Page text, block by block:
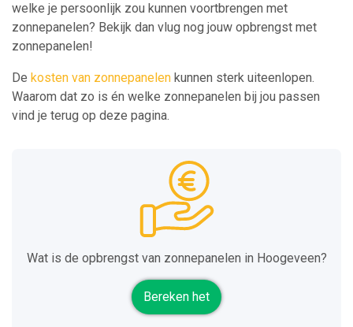
welke je persoonlijk zou kunnen voortbrengen met
zonnepanelen? Bekijk dan vlug nog jouw opbrengst met
zonnepanelen!
De kosten van zonnepanelen kunnen sterk uiteenlopen.
Waarom dat zo is én welke zonnepanelen bij jou passen
vind je terug op deze pagina.
Wat is de opbrengst van zonnepanelen in Hoogeveen?
Bereken het